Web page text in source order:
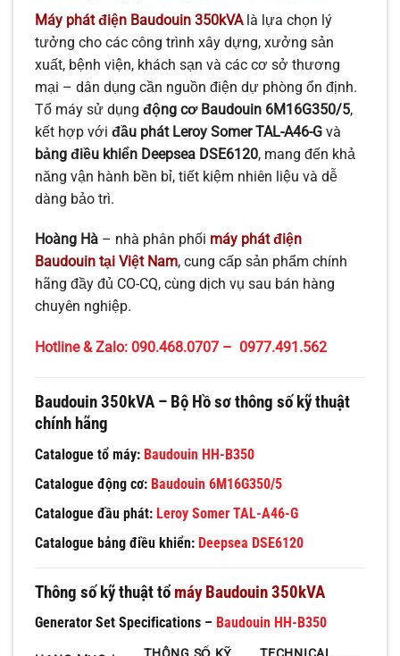
Máy phát điện Baudouin 350kVAlà lựa chọn lý
tưởng cho các công trình xây dựng, xưởng sản
xuất, bệnh viện, khách sạn và các cơ sở thương
mại – dân dụng cần nguồn điện dự phòng ổn định.
Tổ máy sử dụng động cơ Baudouin 6M16G350/5,
kết hợp với đầu phát Leroy Somer TAL-A46-G và
bảng điều khiển Deepsea DSE6120, mang đến khả
năng vận hành bền bỉ, tiết kiệm nhiên liệu và dễ
dàng bảo trì.
Hoàng Hà – nhà phân phối máy phát điện
Baudouin tại Việt Nam, cung cấp sản phẩm chính
hãng đầy đủ CO-CQ, cùng dịch vụ sau bán hàng
chuyên nghiệp.
Hotline & Zalo: 090.468.0707 – 0977.491.562
Baudouin 350kVA – Bộ Hồ sơ thông số kỹ thuật
chính hãng
Catalogue tổ máy: Baudouin HH-B350
Catalogue động cơ: Baudouin 6M16G350/5
Catalogue đầu phát: Leroy Somer TAL-A46-G
Catalogue bảng điều khiển: Deepsea DSE6120
Thông số kỹ thuật tổ máy Baudouin 350kVA
Generator Set Specifications – Baudouin HH-B350